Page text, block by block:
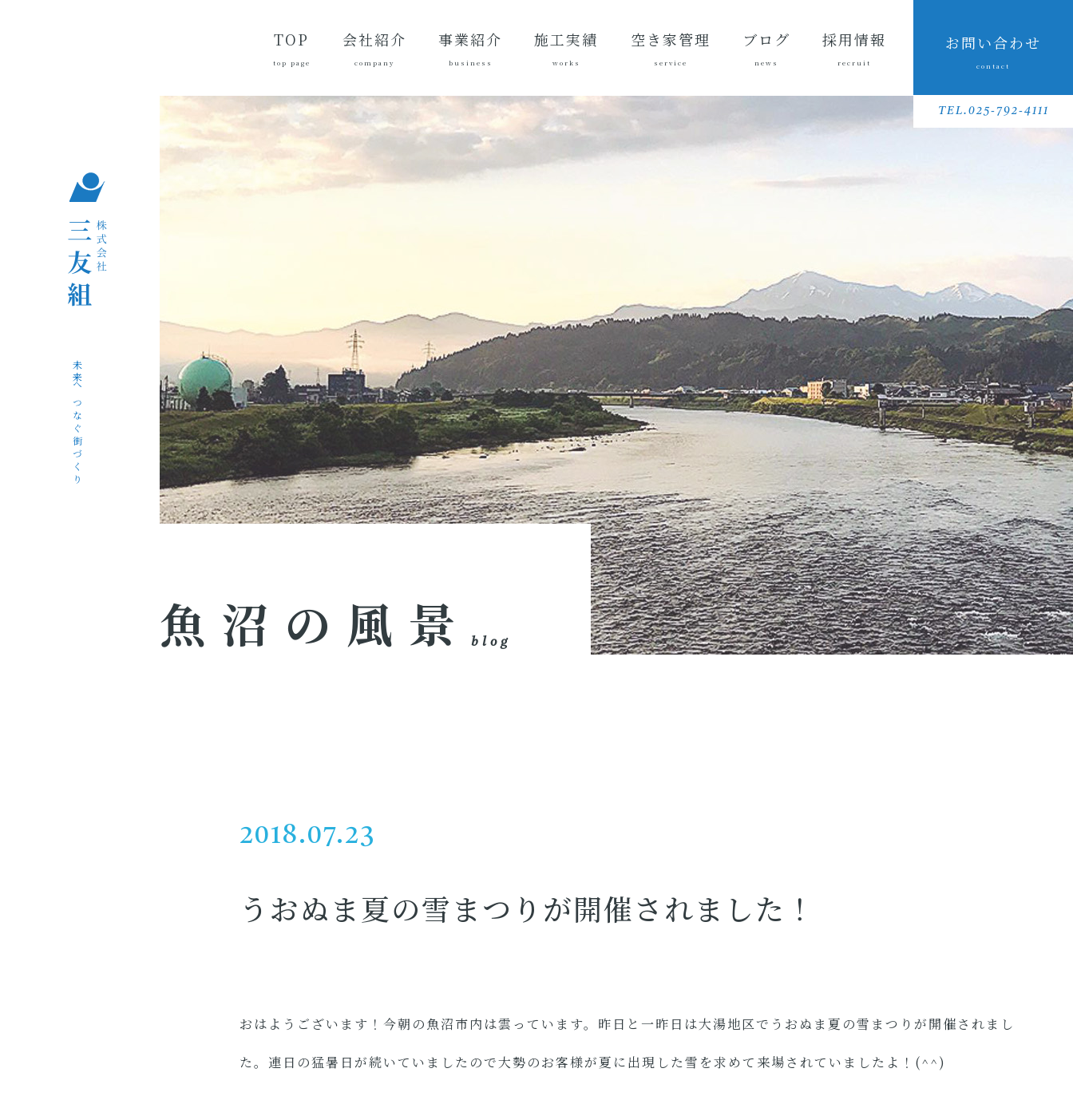
未来へつなぐ街づくり
TOP
top page
会社紹介
company
つ
事業紹介
business
施工実績
works
績
績
空き家管理
service
ービスとは？
動内容
流れ
ブログ
news
ログ
ブログ
風景
採用情報
recruit
ージ
くというこ
三友組
厚生・社内
動画
ンタビュー
るお問い合
お問い合わせ
contact
TEL.025-792-4111
魚沼の風景 blog
2018.07.23
うおぬま夏の雪まつりが開催されました！
おはようございます！今朝の魚沼市内は雲っています。昨日と一昨日は大湯地区でうおぬま夏の雪まつりが開催されまし
た。連日の猛暑日が続いていましたので大勢のお客様が夏に出現した雪を求めて来場されていましたよ！(^^)